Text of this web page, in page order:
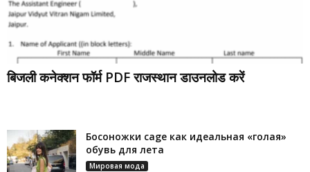
बिजली कनेक्शन फॉर्म PDF राजस्थान डाउनलोड करें
Босоножки cage как идеальная «голая»
обувь для лета
Мировая мода